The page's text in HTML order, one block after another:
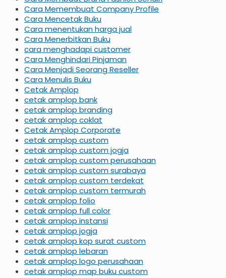
Cara Memembuat Company Profile
Cara Mencetak Buku
Cara menentukan harga jual
Cara Menerbitkan Buku
cara menghadapi customer
Cara Menghindari Pinjaman
Cara Menjadi Seorang Reseller
Cara Menulis Buku
Cetak Amplop
cetak amplop bank
cetak amplop branding
cetak amplop coklat
Cetak Amplop Corporate
cetak amplop custom
cetak amplop custom jogja
cetak amplop custom perusahaan
cetak amplop custom surabaya
cetak amplop custom terdekat
cetak amplop custom termurah
cetak amplop folio
cetak amplop full color
cetak amplop instansi
cetak amplop jogja
cetak amplop kop surat custom
cetak amplop lebaran
cetak amplop logo perusahaan
cetak amplop map buku custom